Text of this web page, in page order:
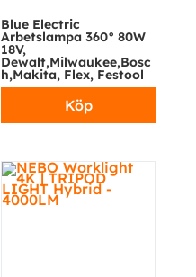
Blue Electric
Arbetslampa 360° 80W
18V,
Dewalt,Milwaukee,Bosc
h,Makita, Flex, Festool
Köp